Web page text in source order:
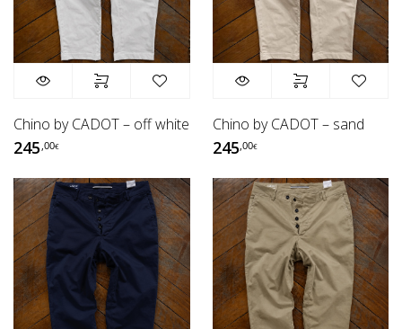
Chino by CADOT – off white
245 ,00€
Chino by CADOT – sand
245 ,00€